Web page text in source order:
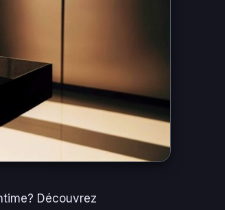
Découvrez